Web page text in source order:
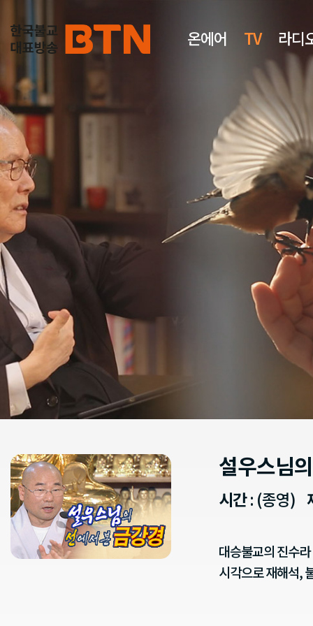
온에어 TV 라디
설우스님
시간: (종영)
대승불교의 진수
시각으로 재해석,